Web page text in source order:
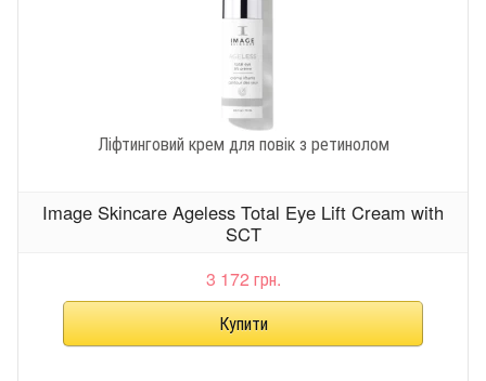
Ліфтинговий крем для повік з ретинолом
Image Skincare Ageless Total Eye Lift Cream with
SCT
3 172 грн.